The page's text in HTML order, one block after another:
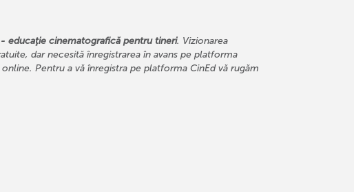
- educaţie cinematografică pentru tineri. Vizionarea
dar necesită înregistrarea în avans pe platforma
Pentru a vă înregistra pe platforma CinEd vă rugăm